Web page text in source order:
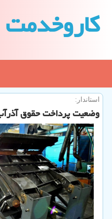
كاروخدمت
استاندار:
وضعیت پرداخت حقوق